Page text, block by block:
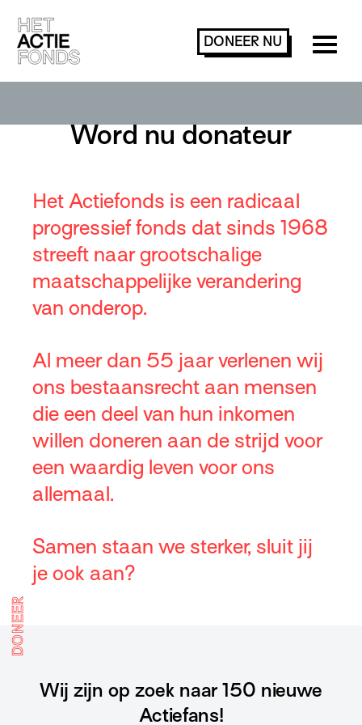
DONEER NU
Word nu donateur
Het Actiefonds is een radicaal
progressief fonds dat sinds 1968
streeft naar grootschalige
maatschappelijke verandering
van onderop.
Al meer dan 55 jaar verlenen wij
ons bestaansrecht aan mensen
die een deel van hun inkomen
willen doneren aan de strijd voor
een waardig leven voor ons
allemaal.
Samen staan we sterker, sluit jij
je ook aan?
DONEER
Wij zijn op zoek naar 150 nieuwe
Actiefans!